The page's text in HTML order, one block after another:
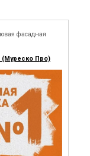
фасадная
(Муреско Про)